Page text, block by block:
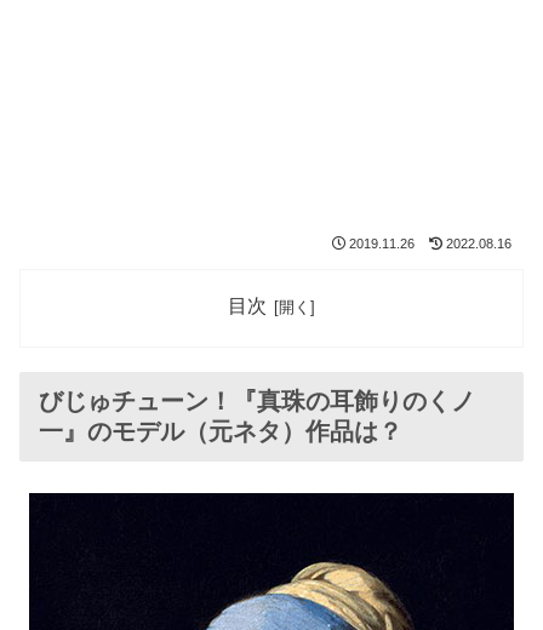
2019.11.26 2022.08.16
目次
びじゅチューン！『真珠の耳飾りのくノ
一』のモデル（元ネタ）作品は？